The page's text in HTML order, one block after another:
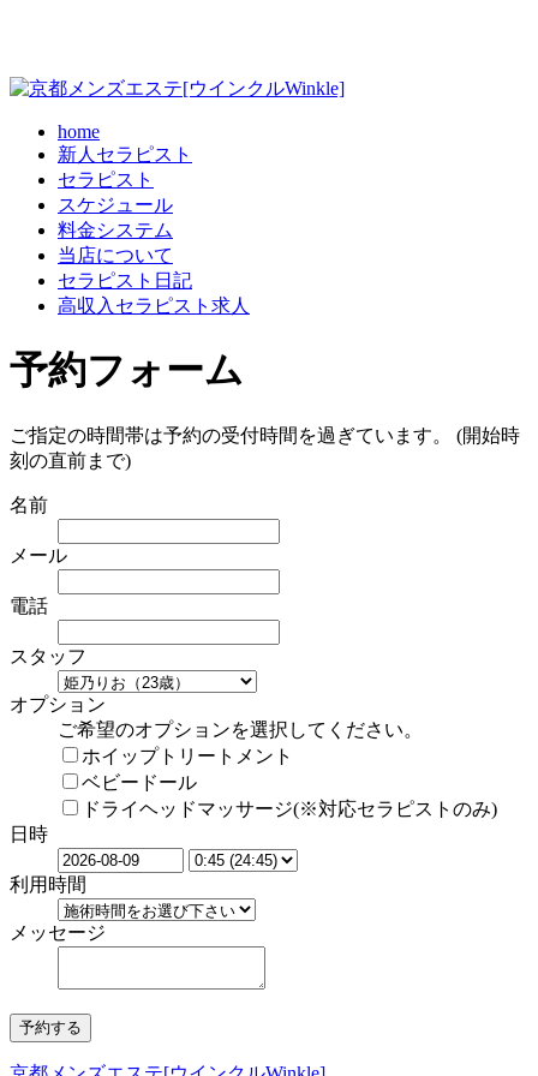
home
新人セラピスト
セラピスト
スケジュール
料金システム
当店について
セラピスト日記
高収入セラピスト求人
予約フォーム
ご指定の時間帯は予約の受付時間を過ぎています。 (開始時
刻の直前まで)
名前
メール
電話
スタッフ
オプション
ご希望のオプションを選択してください。
ホイップトリートメント
ベビードール
ドライヘッドマッサージ(※対応セラピストのみ)
日時
利用時間
メッセージ